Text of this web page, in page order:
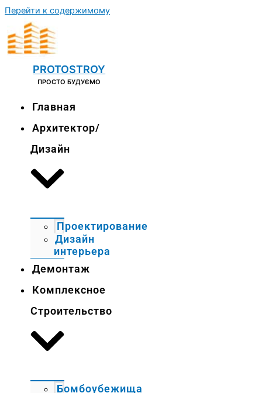
Перейти к содержимому
PROTOSTROY
ПРОСТО БУДУЄМО
Главная
Архитектор/
Дизайн
Проектирование
Дизайн
интерьера
Демонтаж
Комплексное
Строительство
Бомбоубежища